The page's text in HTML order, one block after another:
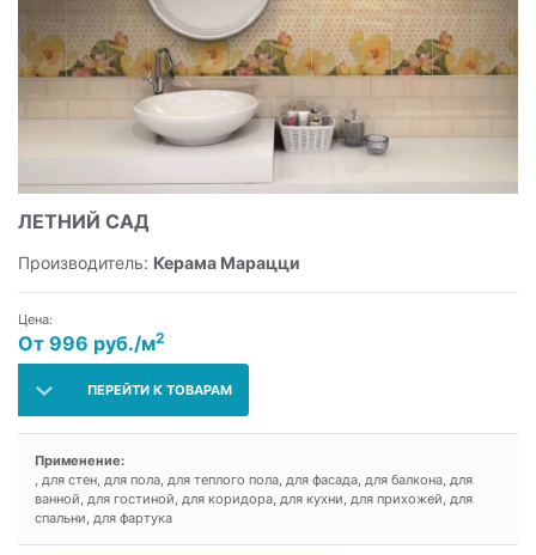
ЛЕТНИЙ САД
Производитель: Керама Марацци
Цена:
От 996 руб./м2
ПЕРЕЙТИ К ТОВАРАМ
Применение:
, для стен, для пола, для теплого пола, для фасада, для балкона, для
ванной, для гостиной, для коридора, для кухни, для прихожей, для
спальни, для фартука